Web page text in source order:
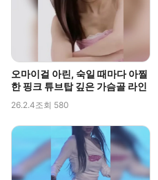
오마이걸 아린, 숙일 때마다 아찔
한 핑크 튜브탑 깊은 가슴골 라인
26.2.4조회 580